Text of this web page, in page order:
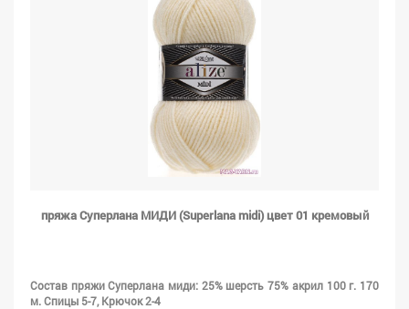
пряжа Суперлана МИДИ (Superlana midi) цвет 01 кремовый
Состав пряжи Суперлана миди: 25% шерсть 75% акрил 100 г. 170
м. Спицы 5-7, Крючок 2-4